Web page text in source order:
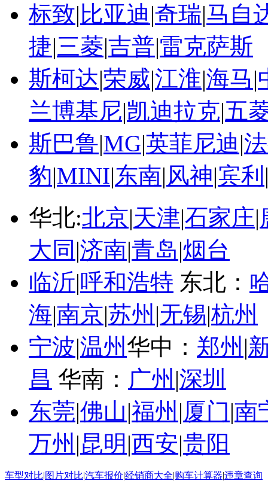
标致| 比亚迪|奇瑞|马自
捷|三菱|吉普|雷克萨斯
斯柯达|荣威|江淮|海马|
兰博基尼|凯迪拉克|五
斯巴鲁|MG|英菲尼迪|
豹|MINI|东南|风神|宾利
华北:北京|天津|石家庄|
大同 |济南|青岛|烟台
临沂|呼和浩特 东北：
海|南京|苏州 |无锡|杭州
宁波|温州华中： 郑州 |
昌 华南： 广州 |深圳
东莞|佛山|福州 |厦门|南
万州 |昆明 |西安|贵阳
车型对比|图片对比|汽车报价|经销商大全|购车计算器|违章查询